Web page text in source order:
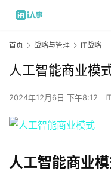
首页 战略与管理 IT战略
人工智能商业模
2024年12月6日 下午8:12
人工智能商业